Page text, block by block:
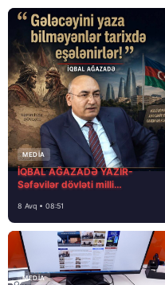
MEDİA
İQBAL AĞAZADƏ YAZIR-
Səfəvilər dövləti milli
8 Avq • 08:51
MEDİA